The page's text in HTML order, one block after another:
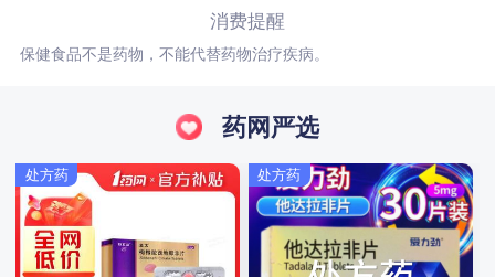
消费提醒
保健食品不是药物，不能代替药物治疗疾病。
药网严选
处方药 处方药